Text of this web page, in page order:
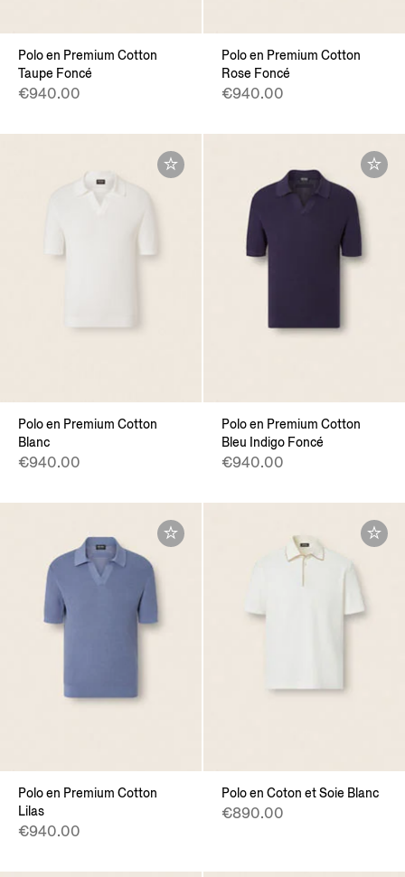
Polo en Premium Cotton
Taupe Foncé
€940.00
Polo en Premium Cotton
Rose Foncé
€940.00
Polo en Premium Cotton
Blanc
€940.00
Polo en Premium Cotton
Bleu Indigo Foncé
€940.00
Polo en Premium Cotton
Lilas
€940.00
Polo en Coton et Soie Blanc
€890.00